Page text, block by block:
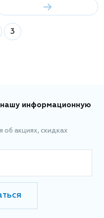
3
информационную
об акциях, скидках